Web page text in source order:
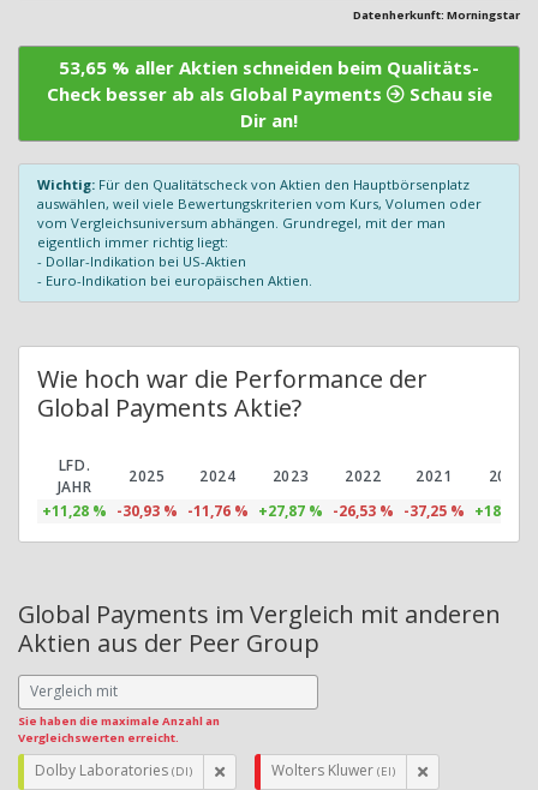
Datenherkunft: Morningstar
53,65 % aller Aktien schneiden beim Qualitäts-
Check besser ab als Global Payments
Schau sie
Dir an!
Wichtig: Für den Qualitätscheck von Aktien den Hauptbörsenplatz
auswählen, weil viele Bewertungskriterien vom Kurs, Volumen oder
vom Vergleichsuniversum abhängen. Grundregel, mit der man
eigentlich immer richtig liegt:
- Dollar-Indikation bei US-Aktien
- Euro-Indikation bei europäischen Aktien.
Wie hoch war die Performance der
Global Payments Aktie?
LFD.
JAHR
2025 2024 2023 2022 2021
2020
+11,28 % -30,93 % -11,76 % +27,87 % -26,53 % -37,25 % +18,00 %
Global Payments im Vergleich mit anderen
Aktien aus der Peer Group
Sie haben die maximale Anzahl an
Vergleichswerten erreicht.
Dolby Laboratories (DI) Wolters Kluwer (EI)